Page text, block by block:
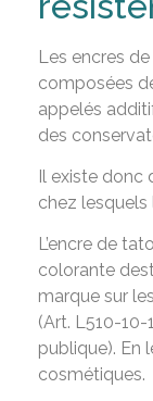
Les encres
composées
appelés
des
Il existe donc
chez lesquels
L’encre de
colorante
marque sur
(Art. L510-
publique). En
cosmétiques.